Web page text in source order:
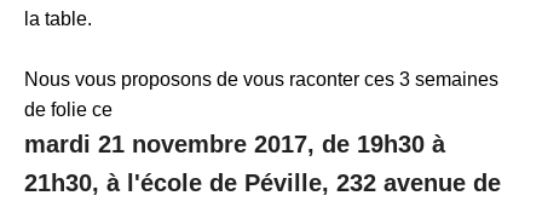
la table.
Nous vous proposons de vous raconter ces 3 semaines
de folie ce
mardi 21 novembre 2017, de 19h30 à
21h30, à l'école de Péville, 232 avenue de